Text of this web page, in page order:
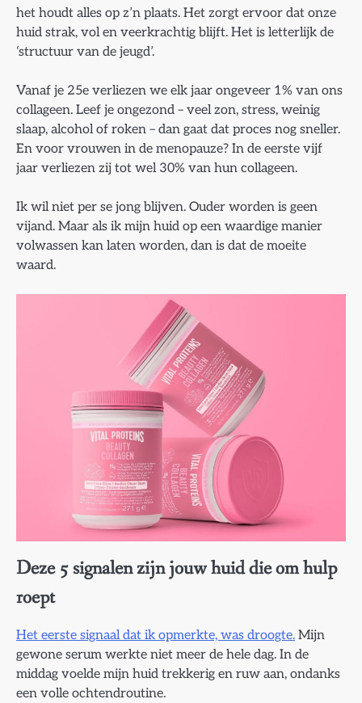
het houdt alles op z’n plaats. Het zorgt ervoor dat onze
huid strak, vol en veerkrachtig blijft. Het is letterlijk de
‘structuur van de jeugd’.
Vanaf je 25e verliezen we elk jaar ongeveer 1% van ons
collageen. Leef je ongezond – veel zon, stress, weinig
slaap, alcohol of roken – dan gaat dat proces nog sneller.
En voor vrouwen in de menopauze? In de eerste vijf
jaar verliezen zij tot wel 30% van hun collageen.
Ik wil niet per se jong blijven. Ouder worden is geen
vijand. Maar als ik mijn huid op een waardige manier
volwassen kan laten worden, dan is dat de moeite
waard.
Deze 5 signalen zijn jouw huid die om hulp
roept
Het eerste signaal dat ik opmerkte, was droogte. Mijn
gewone serum werkte niet meer de hele dag. In de
middag voelde mijn huid trekkerig en ruw aan, ondanks
een volle ochtendroutine.